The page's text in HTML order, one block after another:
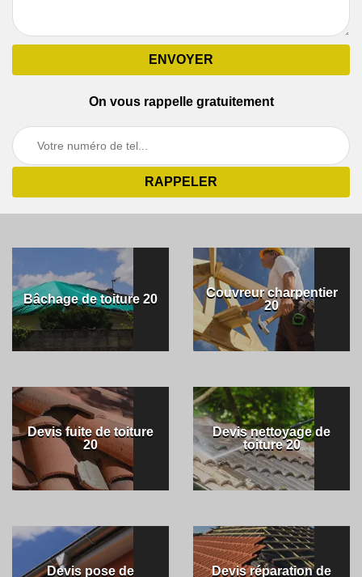
On vous rappelle gratuitement
Bâchage de toiture 20
Couvreur charpentier
20
Devis fuite de toiture
20
Devis nettoyage de
toiture 20
Devis pose de
Devis réparation de